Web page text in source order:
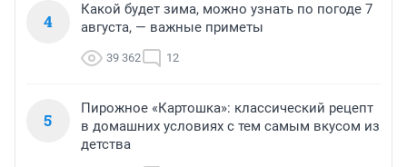
4
Какой будет зима, можно узнать по погоде 7
августа, — важные приметы
39 362 12
5
Пирожное «Картошка»: классический рецепт
в домашних условиях с тем самым вкусом из
детства